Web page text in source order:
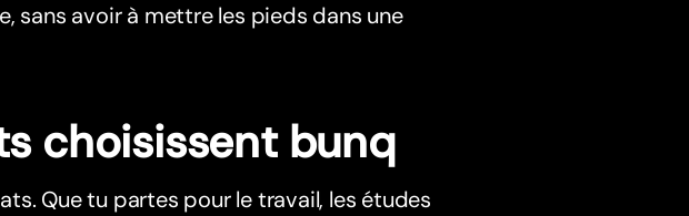
sans avoir à mettre les pieds dans une
choisissent bunq
Que tu partes pour le travail, les études